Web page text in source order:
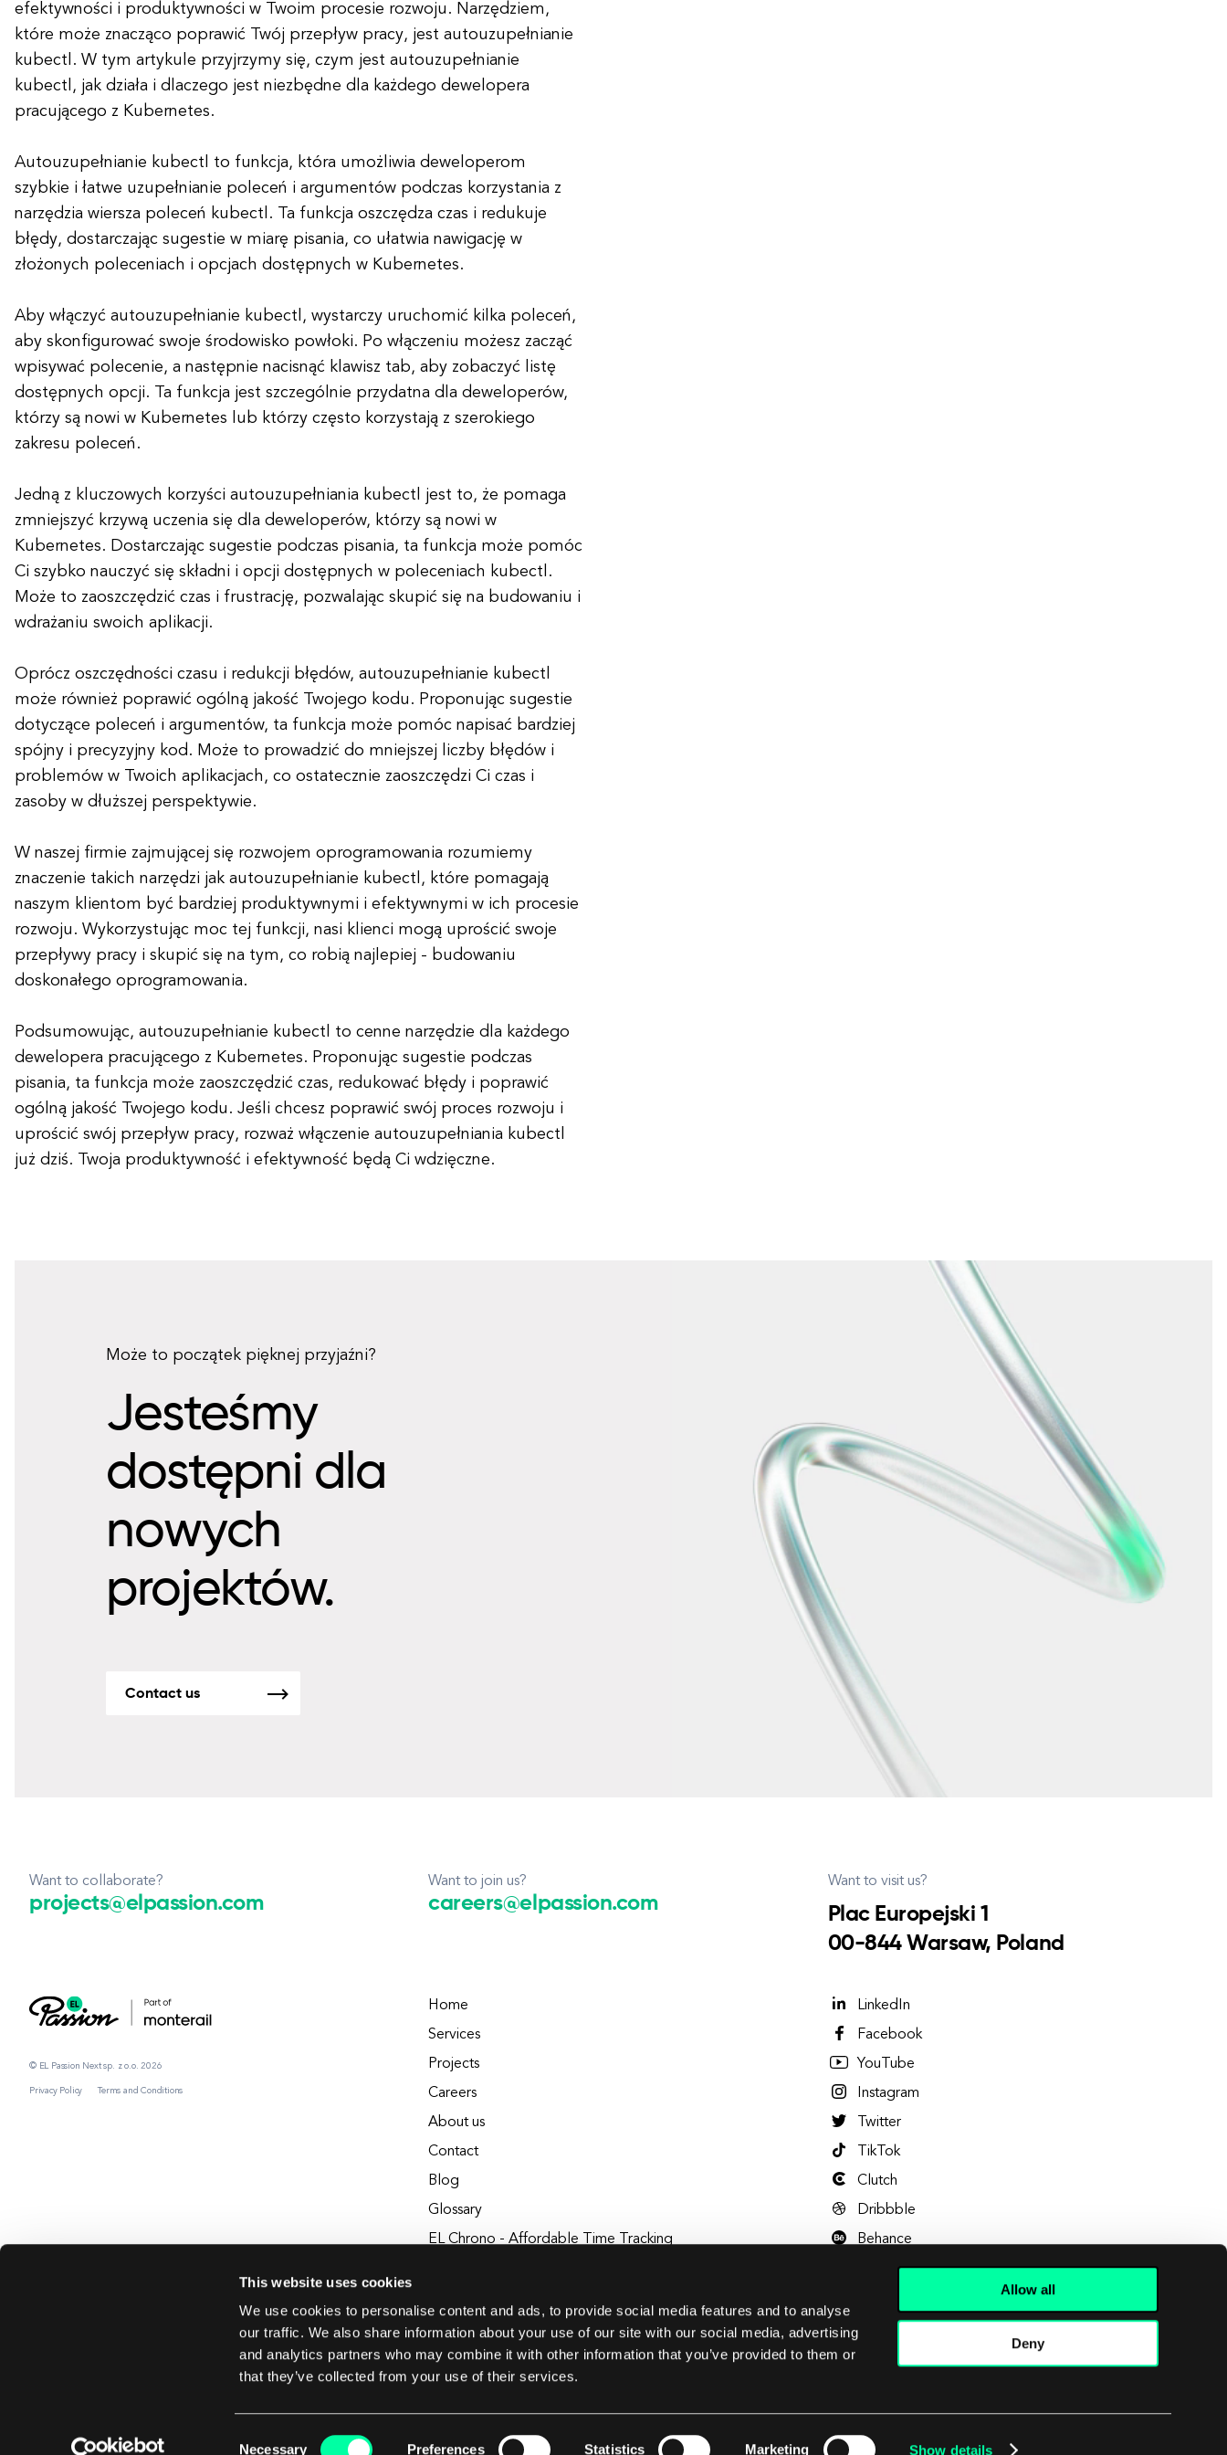
This website uses cookies
We use cookies to personalise content and ads, to provide social media features and to analyse
our traffic. We also share information about your use of our site with our social media, advertising
and analytics partners who may combine it with other information that you’ve provided to them or
that they’ve collected from your use of their services.
Necessary Preferences Statistics Marketing Show details
Allow all
Deny
efektywności i produktywności w Twoim procesie rozwoju. Narzędziem,
które może znacząco poprawić Twój przepływ pracy, jest autouzupełnianie
kubectl. W tym artykule przyjrzymy się, czym jest autouzupełnianie
kubectl, jak działa i dlaczego jest niezbędne dla każdego dewelopera
pracującego z Kubernetes.
Autouzupełnianie kubectl to funkcja, która umożliwia deweloperom
szybkie i łatwe uzupełnianie poleceń i argumentów podczas korzystania z
narzędzia wiersza poleceń kubectl. Ta funkcja oszczędza czas i redukuje
błędy, dostarczając sugestie w miarę pisania, co ułatwia nawigację w
złożonych poleceniach i opcjach dostępnych w Kubernetes.
Aby włączyć autouzupełnianie kubectl, wystarczy uruchomić kilka poleceń,
aby skonfigurować swoje środowisko powłoki. Po włączeniu możesz zacząć
wpisywać polecenie, a następnie nacisnąć klawisz tab, aby zobaczyć listę
dostępnych opcji. Ta funkcja jest szczególnie przydatna dla deweloperów,
którzy są nowi w Kubernetes lub którzy często korzystają z szerokiego
zakresu poleceń.
Jedną z kluczowych korzyści autouzupełniania kubectl jest to, że pomaga
zmniejszyć krzywą uczenia się dla deweloperów, którzy są nowi w
Kubernetes. Dostarczając sugestie podczas pisania, ta funkcja może pomóc
Ci szybko nauczyć się składni i opcji dostępnych w poleceniach kubectl.
Może to zaoszczędzić czas i frustrację, pozwalając skupić się na budowaniu i
wdrażaniu swoich aplikacji.
Oprócz oszczędności czasu i redukcji błędów, autouzupełnianie kubectl
może również poprawić ogólną jakość Twojego kodu. Proponując sugestie
dotyczące poleceń i argumentów, ta funkcja może pomóc napisać bardziej
spójny i precyzyjny kod. Może to prowadzić do mniejszej liczby błędów i
problemów w Twoich aplikacjach, co ostatecznie zaoszczędzi Ci czas i
zasoby w dłuższej perspektywie.
W naszej firmie zajmującej się rozwojem oprogramowania rozumiemy
znaczenie takich narzędzi jak autouzupełnianie kubectl, które pomagają
naszym klientom być bardziej produktywnymi i efektywnymi w ich procesie
rozwoju. Wykorzystując moc tej funkcji, nasi klienci mogą uprościć swoje
przepływy pracy i skupić się na tym, co robią najlepiej - budowaniu
doskonałego oprogramowania.
Podsumowując, autouzupełnianie kubectl to cenne narzędzie dla każdego
dewelopera pracującego z Kubernetes. Proponując sugestie podczas
pisania, ta funkcja może zaoszczędzić czas, redukować błędy i poprawić
ogólną jakość Twojego kodu. Jeśli chcesz poprawić swój proces rozwoju i
uprościć swój przepływ pracy, rozważ włączenie autouzupełniania kubectl
już dziś. Twoja produktywność i efektywność będą Ci wdzięczne.
Może to początek pięknej przyjaźni?
Jesteśmy
dostępni dla
nowych
projektów.
Contact us
Want to collaborate?
projects@elpassion.com
Want to join us?
careers@elpassion.com
Want to visit us?
Plac Europejski 1
00-844 Warsaw, Poland
© EL Passion Next sp. z o.o. 2026
Privacy Policy Terms and Conditions
Home
Services
Projects
Careers
About us
Contact
Blog
Glossary
EL Chrono - Affordable Time Tracking
LinkedIn
Facebook
YouTube
Instagram
Twitter
TikTok
Clutch
Dribbble
Behance